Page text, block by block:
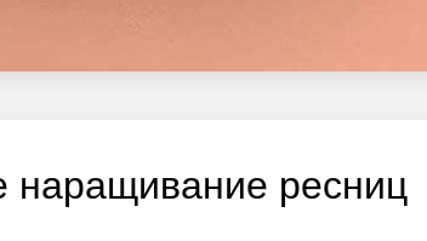
наращивание ресниц